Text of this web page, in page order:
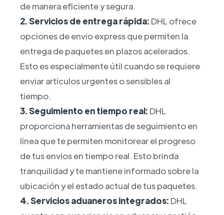
de manera eficiente y segura.
2. Servicios de entrega rápida: DHL ofrece
opciones de envío express que permiten la
entrega de paquetes en plazos acelerados.
Esto es especialmente útil cuando se requiere
enviar artículos urgentes o sensibles al
tiempo.
3. Seguimiento en tiempo real: DHL
proporciona herramientas de seguimiento en
línea que te permiten monitorear el progreso
de tus envíos en tiempo real. Esto brinda
tranquilidad y te mantiene informado sobre la
ubicación y el estado actual de tus paquetes.
4. Servicios aduaneros integrados: DHL